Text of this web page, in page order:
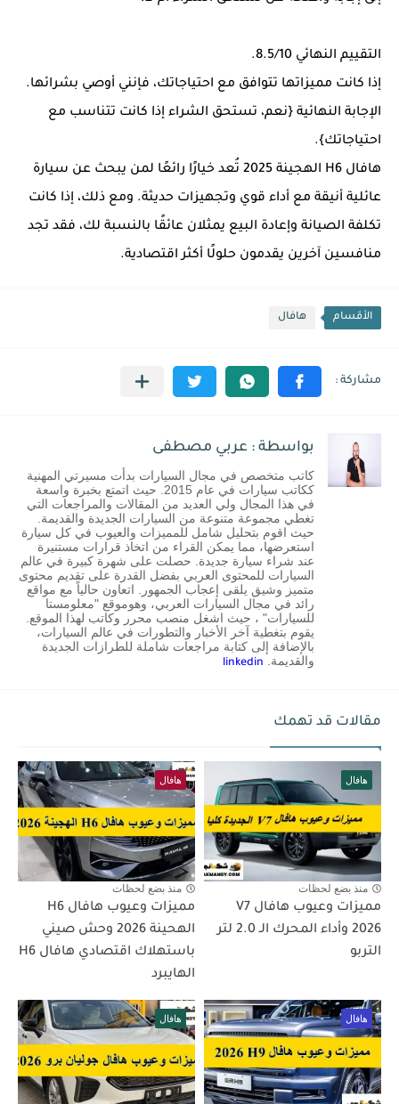
التقييم النهائي 8.5/10.
إذا كانت مميزاتها تتوافق مع احتياجاتك، فإنني أوصي بشرائها.
الإجابة النهائية {نعم، تستحق الشراء إذا كانت تتناسب مع
احتياجاتك}.
هافال H6 الهجينة 2025 تُعد خيارًا رائعًا لمن يبحث عن سيارة
عائلية أنيقة مع أداء قوي وتجهيزات حديثة. ومع ذلك، إذا كانت
تكلفة الصيانة وإعادة البيع يمثلان عائقًا بالنسبة لك، فقد تجد
منافسين آخرين يقدمون حلولًا أكثر اقتصادية.
الأقسام هافال
بواسطة : عربي مصطفى
كاتب متخصص في مجال السيارات بدأت مسيرتي المهنية
ككاتب سيارات في عام 2015. حيث اتمتع بخبرة واسعة
في هذا المجال ولي العديد من المقالات والمراجعات التي
تغطي مجموعة متنوعة من السيارات الجديدة والقديمة.
حيث اقوم بتحليل شامل للمميزات والعيوب في كل سيارة
استعرضها، مما يمكن القراء من اتخاذ قرارات مستنيرة
عند شراء سيارة جديدة. حصلت على شهرة كبيرة في عالم
السيارات للمحتوى العربي بفضل القدرة على تقديم محتوى
متميز وشيق يلقى إعجاب الجمهور. اتعاون حالياً مع مواقع
رائد في مجال السيارات العربي، وهوموقع "معلومستا
للسيارات" ، حيث اشغل منصب محرر وكاتب لهذا الموقع.
يقوم بتغطية آخر الأخبار والتطورات في عالم السيارات،
بالإضافة إلى كتابة مراجعات شاملة للطرازات الجديدة
والقديمة.
linkedin
مقالات قد تهمك
هافال
منذ بضع لحظات
مميزات وعيوب هافال V7
2026 وأداء المحرك الـ 2.0 لتر
التربو
هافال
منذ بضع لحظات
مميزات وعيوب هافال H6
الهحينة 2026 وحش صيني
باستهلاك اقتصادي هافال H6
الهايبرد
هافال هافال